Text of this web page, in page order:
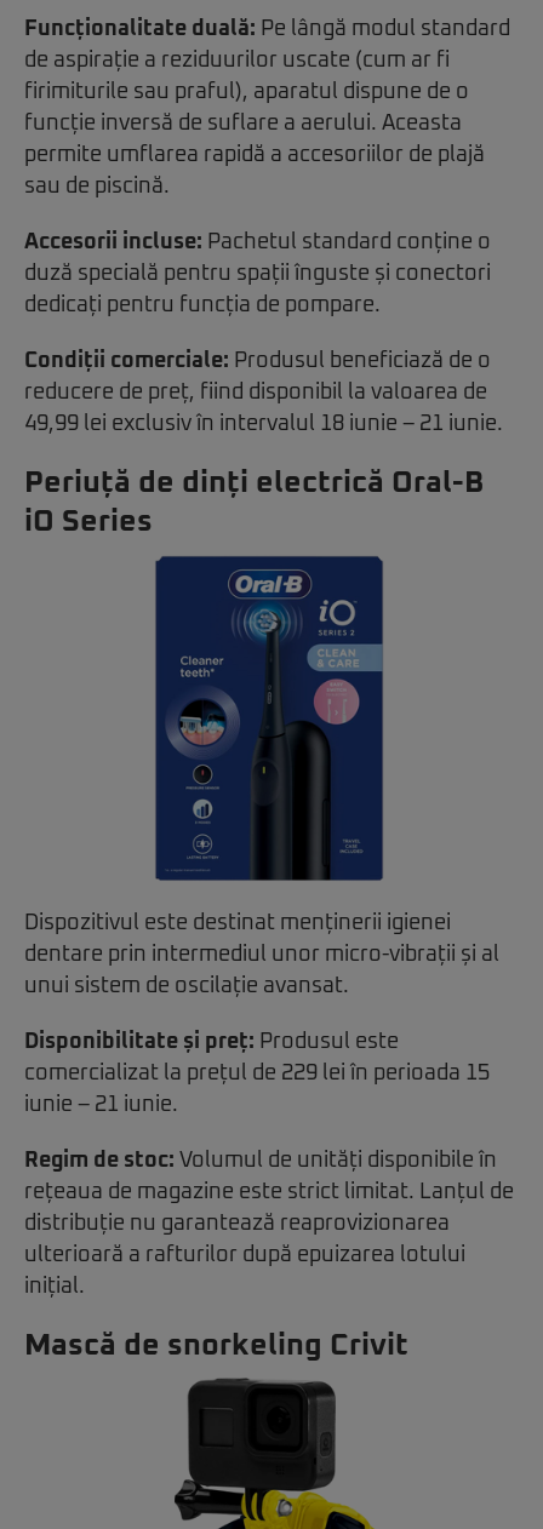
Funcționalitate duală: Pe lângă modul standard
de aspirație a reziduurilor uscate (cum ar fi
firimiturile sau praful), aparatul dispune de o
funcție inversă de suflare a aerului. Aceasta
permite umflarea rapidă a accesoriilor de plajă
sau de piscină.
Accesorii incluse: Pachetul standard conține o
duză specială pentru spații înguste și conectori
dedicați pentru funcția de pompare.
Condiții comerciale: Produsul beneficiază de o
reducere de preț, fiind disponibil la valoarea de
49,99 lei exclusiv în intervalul 18 iunie – 21 iunie.
Periuță de dinți electrică Oral-B
iO Series
Dispozitivul este destinat menținerii igienei
dentare prin intermediul unor micro-vibrații și al
unui sistem de oscilație avansat.
Disponibilitate și preț: Produsul este
comercializat la prețul de 229 lei în perioada 15
iunie – 21 iunie.
Regim de stoc: Volumul de unități disponibile în
rețeaua de magazine este strict limitat. Lanțul de
distribuție nu garantează reaprovizionarea
ulterioară a rafturilor după epuizarea lotului
inițial.
Mască de snorkeling Crivit